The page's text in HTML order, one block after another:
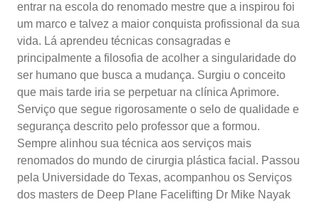
entrar na escola do renomado mestre que a inspirou foi
um marco e talvez a maior conquista profissional da sua
vida. Lá aprendeu técnicas consagradas e
principalmente a filosofia de acolher a singularidade do
ser humano que busca a mudança. Surgiu o conceito
que mais tarde iria se perpetuar na clínica Aprimore.
Serviço que segue rigorosamente o selo de qualidade e
segurança descrito pelo professor que a formou.
Sempre alinhou sua técnica aos serviços mais
renomados do mundo de cirurgia plástica facial. Passou
pela Universidade do Texas, acompanhou os Serviços
dos masters de Deep Plane Facelifting Dr Mike Nayak